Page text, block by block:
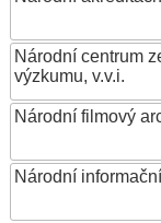
Národní centrum
výzkumu, v.v.i.
Národní filmový
Národní